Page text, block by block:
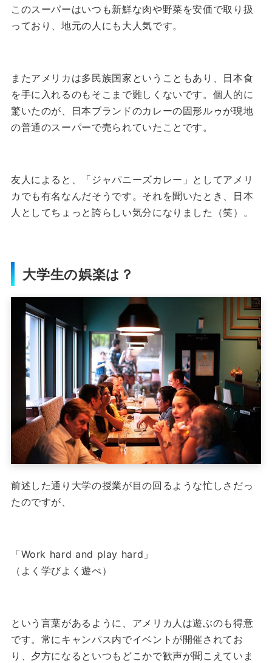
このスーパーはいつも新鮮な肉や野菜を安価で取り扱
っており、地元の人にも大人気です。
またアメリカは多民族国家ということもあり、日本食
を手に入れるのもそこまで難しくないです。 個人的に
驚いたのが、日本ブランドのカレーの固形ルゥが現地
の普通のスーパーで売られていたことです。
友人によると、「ジャパニーズカレー」としてアメリ
カでも有名なんだそうです。 それを聞いたとき、日本
人としてちょっと誇らしい気分になりました（笑）。
大学生の娯楽は？
前述した通り大学の授業が目の回るような忙しさだっ
たのですが、
「Work hard and play hard」
（よく学びよく遊べ）
という言葉があるように、アメリカ人は遊ぶのも得意
です。 常にキャンパス内でイベントが開催されてお
り、夕方になるといつもどこかで歓声が聞こえていま